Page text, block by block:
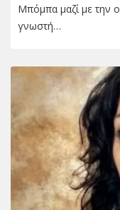
Μπόμπα μαζί με την
γνωστή…